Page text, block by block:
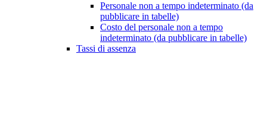
Personale non a tempo indeterminato (da
pubblicare in tabelle)
Costo del personale non a tempo
indeterminato (da pubblicare in tabelle)
Tassi di assenza